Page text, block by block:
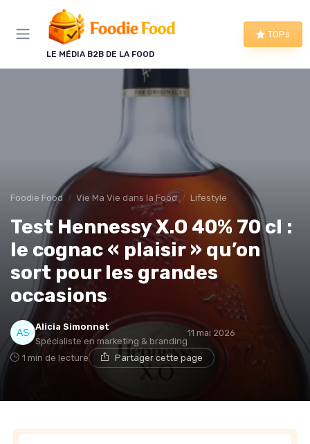
LE MÉDIA B2B DE LA FOOD
TOPs
Foodie Food Vie Ma Vie dans la Food Lifestyle
Test Hennessy X.O 40% 70 cl :
le cognac « plaisir » qu’on
sort pour les grandes
occasions
Alicia Simonnet
Spécialiste en marketing & branding
11 mai 2026
1 min de lecture Partager cette page
Panneau de gestion des cookies